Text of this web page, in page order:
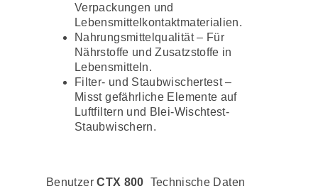
Verpackungen und
Lebensmittelkontaktmaterialien.
Nahrungsmittelqualität – Für
Nährstoffe und Zusatzstoffe in
Lebensmitteln.
Filter- und Staubwischertest –
Misst gefährliche Elemente auf
Luftfiltern und Blei-Wischtest-
Staubwischern.
BenutzerCTX 800 Technische Daten